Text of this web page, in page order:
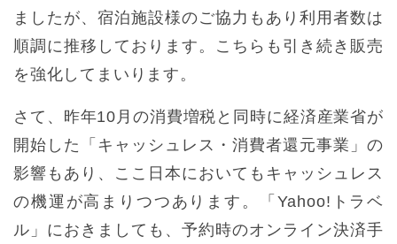
ましたが、宿泊施設様のご協力もあり利用者数は
順調に推移しております。こちらも引き続き販売
を強化してまいります。
さて、昨年10月の消費増税と同時に経済産業省が
開始した「キャッシュレス・消費者還元事業」の
影響もあり、ここ日本においてもキャッシュレス
の機運が高まりつつあります。「Yahoo!トラベ
ル」におきましても、予約時のオンライン決済手